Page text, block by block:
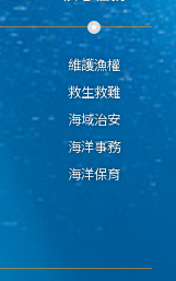
維護漁權
救生救難
海域治安
海洋事務
海洋保育